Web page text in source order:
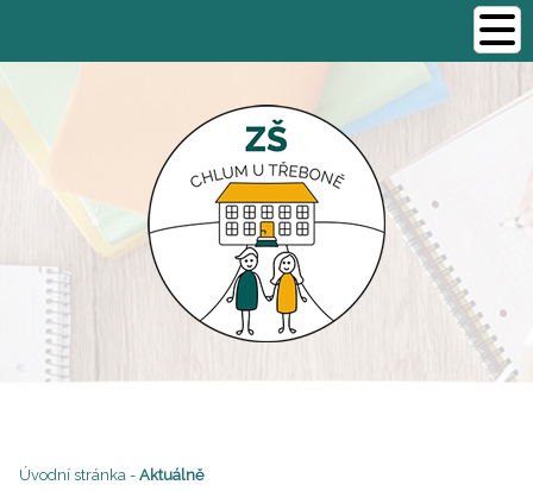
Úvodní stránka - Aktuálně